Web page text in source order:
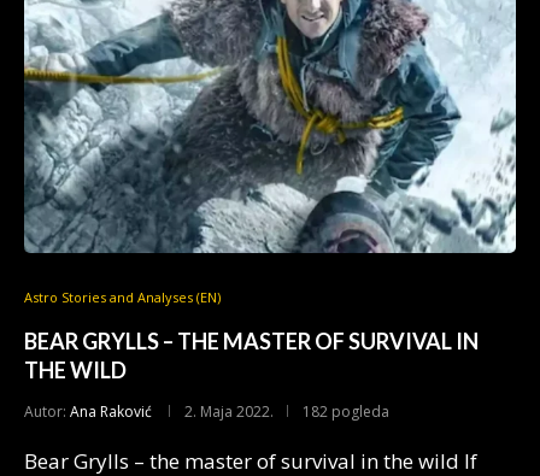
Astro Stories and Analyses (EN)
BEAR GRYLLS – THE MASTER OF SURVIVAL IN
THE WILD
Autor: Ana Raković 2. Maja 2022. 182 pogleda
Bear Grylls – the master of survival in the wild If